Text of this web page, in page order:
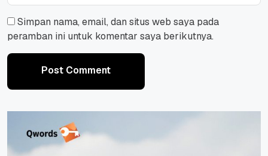
Simpan nama, email, dan situs web saya pada
peramban ini untuk komentar saya berikutnya.
Post Comment